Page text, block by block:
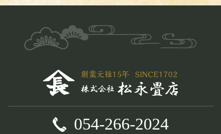
054-266-2024